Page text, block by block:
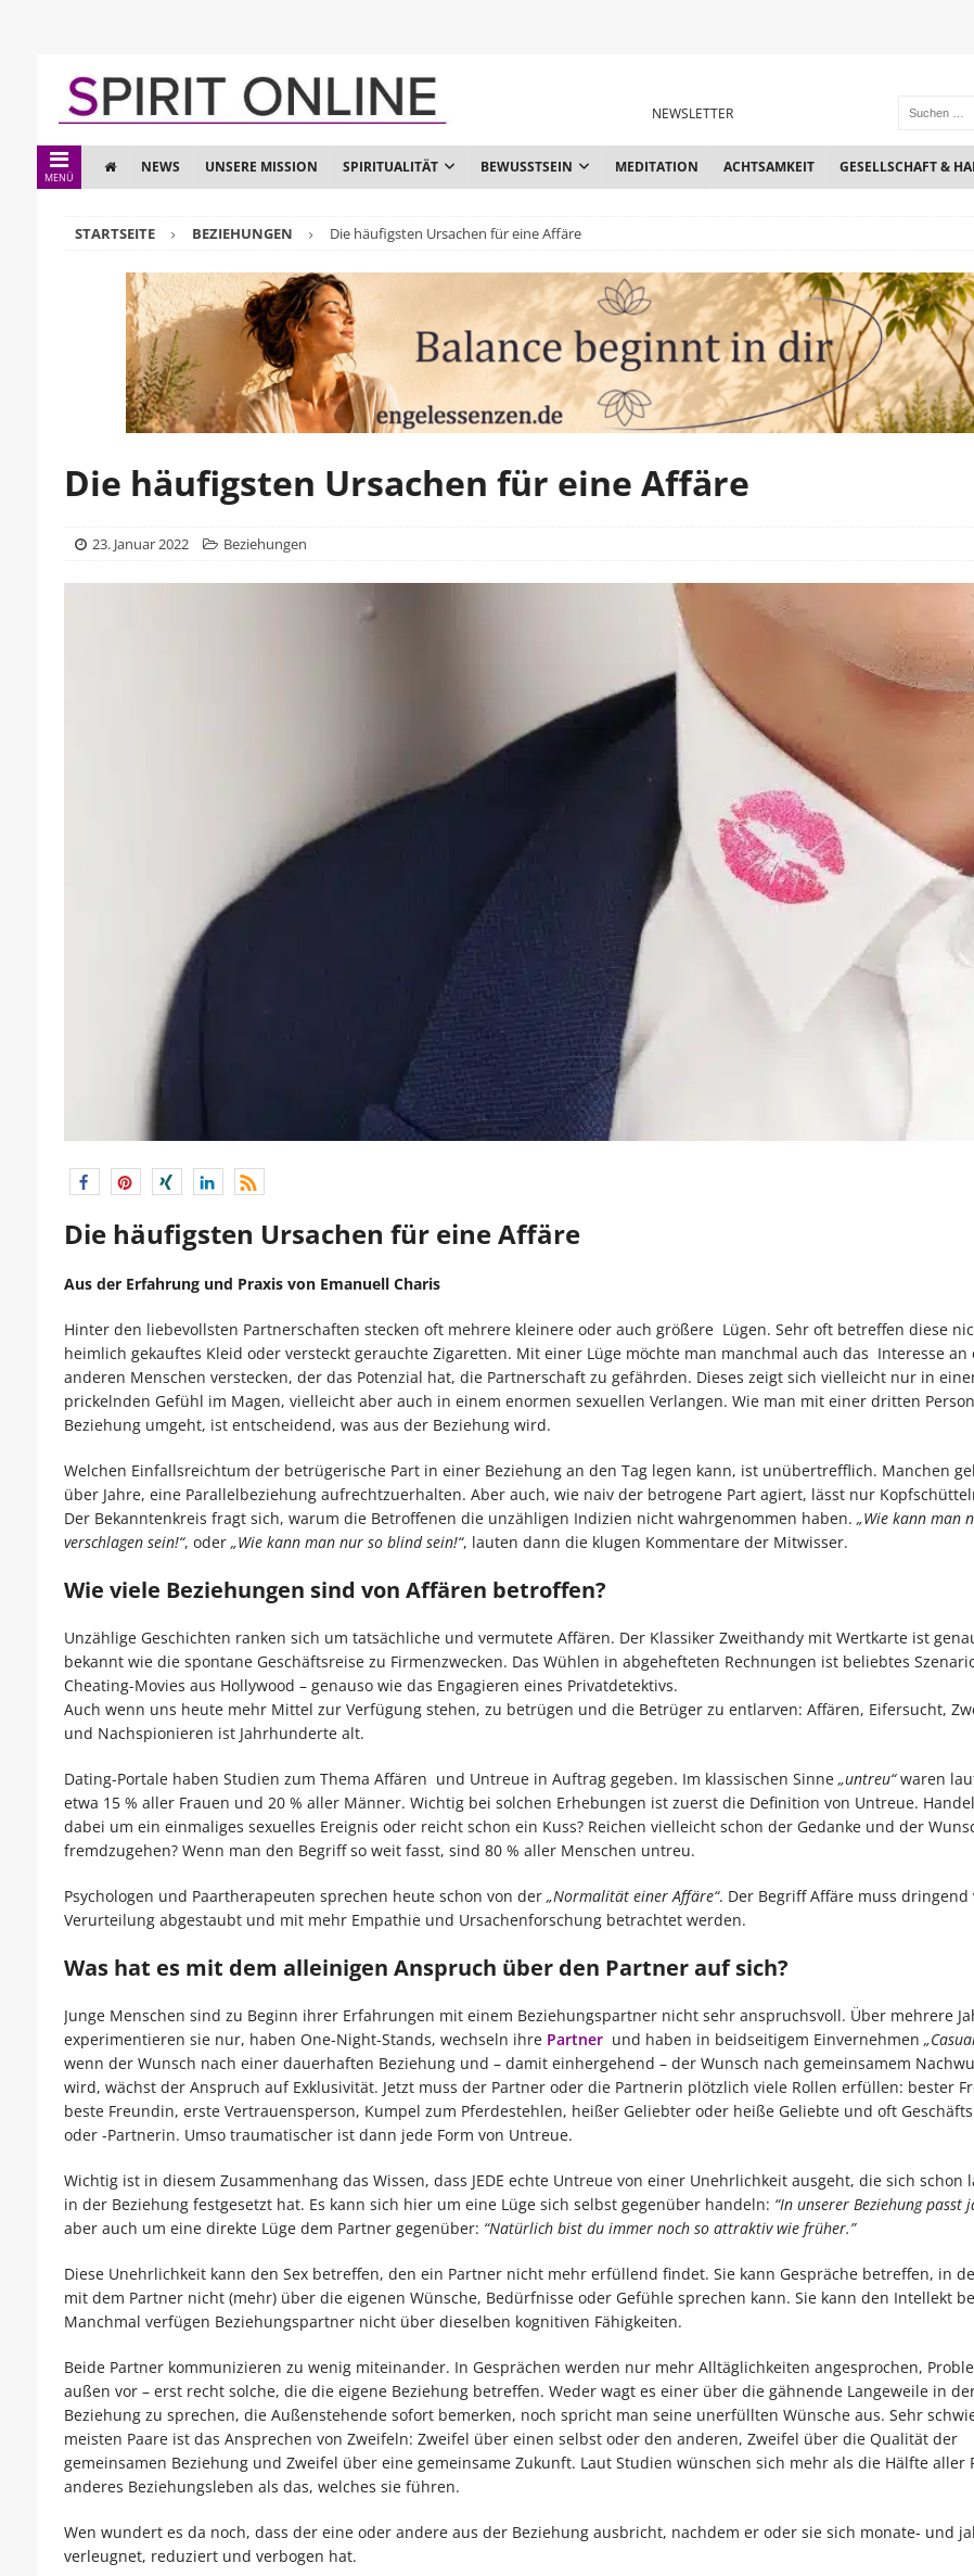
NEWSLETTER
MENÜ
NEWS UNSERE MISSION SPIRITUALITÄT BEWUSSTSEIN MEDITATION ACHTSAMKEIT GESELLSCHAFT &
STARTSEITE BEZIEHUNGEN Die häufigsten Ursachen für eine Affäre
Die häufigsten Ursachen für eine Affäre
23. Januar 2022 Beziehungen
Die häufigsten Ursachen für eine Affäre
Aus der Erfahrung und Praxis von Emanuell Charis
Hinter den liebevollsten Partnerschaften stecken oft mehrere kleinere oder auch größere Lügen. Sehr oft betreffen diese
heimlich gekauftes Kleid oder versteckt gerauchte Zigaretten. Mit einer Lüge möchte man manchmal auch das Interesse an
anderen Menschen verstecken, der das Potenzial hat, die Partnerschaft zu gefährden. Dieses zeigt sich vielleicht nur in
prickelnden Gefühl im Magen, vielleicht aber auch in einem enormen sexuellen Verlangen. Wie man mit einer dritten
Beziehung umgeht, ist entscheidend, was aus der Beziehung wird.
Welchen Einfallsreichtum der betrügerische Part in einer Beziehung an den Tag legen kann, ist unübertrefflich. Manchen
über Jahre, eine Parallelbeziehung aufrechtzuerhalten. Aber auch, wie naiv der betrogene Part agiert, lässt nur
Der Bekanntenkreis fragt sich, warum die Betroffenen die unzähligen Indizien nicht wahrgenommen haben. „Wie kann man
verschlagen sein!“, oder „Wie kann man nur so blind sein!“, lauten dann die klugen Kommentare der Mitwisser.
Wie viele Beziehungen sind von Affären betroffen?
Unzählige Geschichten ranken sich um tatsächliche und vermutete Affären. Der Klassiker Zweithandy mit Wertkarte ist
bekannt wie die spontane Geschäftsreise zu Firmenzwecken. Das Wühlen in abgehefteten Rechnungen ist beliebtes
Cheating-Movies aus Hollywood – genauso wie das Engagieren eines Privatdetektivs.
Auch wenn uns heute mehr Mittel zur Verfügung stehen, zu betrügen und die Betrüger zu entlarven: Affären, Eifersucht,
und Nachspionieren ist Jahrhunderte alt.
Dating-Portale haben Studien zum Thema Affären und Untreue in Auftrag gegeben. Im klassischen Sinne „untreu“waren
etwa 15 % aller Frauen und 20 % aller Männer. Wichtig bei solchen Erhebungen ist zuerst die Definition von Untreue.
dabei um ein einmaliges sexuelles Ereignis oder reicht schon ein Kuss? Reichen vielleicht schon der Gedanke und der
fremdzugehen? Wenn man den Begriff so weit fasst, sind 80 % aller Menschen untreu.
Psychologen und Paartherapeuten sprechen heute schon von der „Normalität einer Affäre“. Der Begriff Affäre muss dringend
Verurteilung abgestaubt und mit mehr Empathie und Ursachenforschung betrachtet werden.
Was hat es mit dem alleinigen Anspruch über den Partner auf sich?
Junge Menschen sind zu Beginn ihrer Erfahrungen mit einem Beziehungspartner nicht sehr anspruchsvoll. Über mehrere
experimentieren sie nur, haben One-Night-Stands, wechseln ihre Partner und haben in beidseitigem Einvernehmen
wenn der Wunsch nach einer dauerhaften Beziehung und – damit einhergehend – der Wunsch nach gemeinsamem
wird, wächst der Anspruch auf Exklusivität. Jetzt muss der Partner oder die Partnerin plötzlich viele Rollen erfüllen: bester
beste Freundin, erste Vertrauensperson, Kumpel zum Pferdestehlen, heißer Geliebter oder heiße Geliebte und oft
oder -Partnerin. Umso traumatischer ist dann jede Form von Untreue.
Wichtig ist in diesem Zusammenhang das Wissen, dass JEDE echte Untreue von einer Unehrlichkeit ausgeht, die sich schon
in der Beziehung festgesetzt hat. Es kann sich hier um eine Lüge sich selbst gegenüber handeln: “In unserer Beziehung passt
aber auch um eine direkte Lüge dem Partner gegenüber: “Natürlich bist du immer noch so attraktiv wie früher.”
Diese Unehrlichkeit kann den Sex betreffen, den ein Partner nicht mehr erfüllend findet. Sie kann Gespräche betreffen, in
mit dem Partner nicht (mehr) über die eigenen Wünsche, Bedürfnisse oder Gefühle sprechen kann. Sie kann den Intellekt
Manchmal verfügen Beziehungspartner nicht über dieselben kognitiven Fähigkeiten.
Beide Partner kommunizieren zu wenig miteinander. In Gesprächen werden nur mehr Alltäglichkeiten angesprochen,
außen vor – erst recht solche, die die eigene Beziehung betreffen. Weder wagt es einer über die gähnende Langeweile in
Beziehung zu sprechen, die Außenstehende sofort bemerken, noch spricht man seine unerfüllten Wünsche aus. Sehr
meisten Paare ist das Ansprechen von Zweifeln: Zweifel über einen selbst oder den anderen, Zweifel über die Qualität der
gemeinsamen Beziehung und Zweifel über eine gemeinsame Zukunft. Laut Studien wünschen sich mehr als die Hälfte aller
anderes Beziehungsleben als das, welches sie führen.
Wen wundert es da noch, dass der eine oder andere aus der Beziehung ausbricht, nachdem er oder sie sich monate- und
verleugnet, reduziert und verbogen hat.